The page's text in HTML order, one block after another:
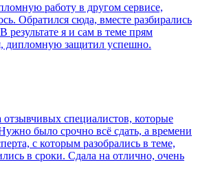
работу в другом сервисе,
Обратился сюда, вместе разбирались
результате я и сам в теме прям
дипломную защитил успешно.
специалистов, которые
было срочно всё сдать, а времени
с которым разобрались в теме,
в сроки. Сдала на отлично, очень